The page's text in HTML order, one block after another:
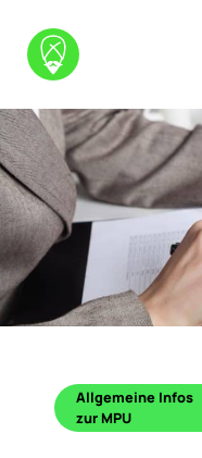
Allgemeine Infos
zur MPU